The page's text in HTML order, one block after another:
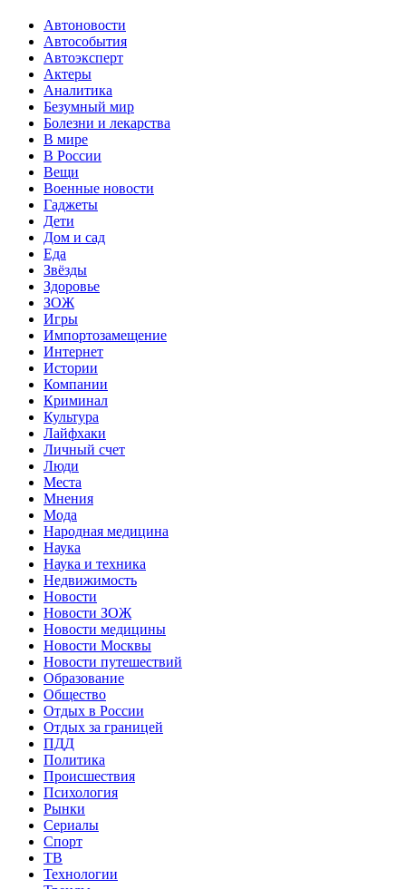
Автоновости
Автособытия
Автоэксперт
Актеры
Аналитика
Безумный мир
Болезни и лекарства
В мире
В России
Вещи
Военные новости
Гаджеты
Дети
Дом и сад
Еда
Звёзды
Здоровье
ЗОЖ
Игры
Импортозамещение
Интернет
Истории
Компании
Криминал
Культура
Лайфхаки
Личный счет
Люди
Места
Мнения
Мода
Народная медицина
Наука
Наука и техника
Недвижимость
Новости
Новости ЗОЖ
Новости медицины
Новости Москвы
Новости путешествий
Образование
Общество
Отдых в России
Отдых за границей
ПДД
Политика
Происшествия
Психология
Рынки
Сериалы
Спорт
ТВ
Технологии